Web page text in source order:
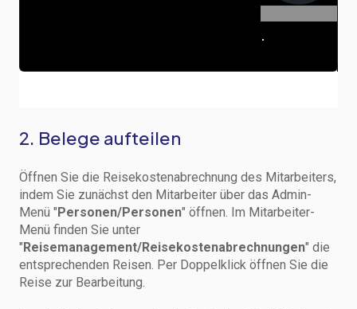
2. Belege aufteilen
Öffnen Sie die Reisekostenabrechnung des Mitarbeiters,
indem Sie zunächst den Mitarbeiter über das Admin-
Menü " Personen/Personen" öffnen. Im Mitarbeiter-
Menü finden Sie unter
" Reisemanagement/Reisekostenabrechnungen" die
entsprechenden Reisen. Per Doppelklick öffnen Sie die
Reise zur Bearbeitung.